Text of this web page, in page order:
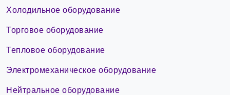
Холодильное оборудование
Торговое оборудование
Тепловое оборудование
Электромеханическое оборудование
Нейтральное оборудование